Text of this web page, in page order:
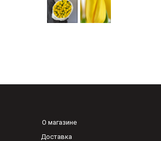
О магазине
Доставка